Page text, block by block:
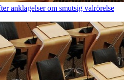
anklagelser om smutsig valrörelse